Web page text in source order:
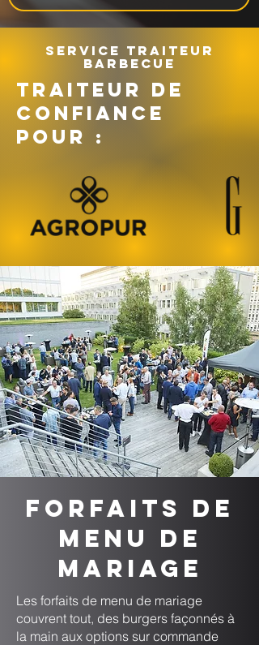
Service traiteur
barbecue
TRAITEUR DE
CONFIANCE
POUR :
Forfaits de
menu de
mariage
Les forfaits de menu de mariage
couvrent tout, des burgers façonnés à
la main aux options sur commande